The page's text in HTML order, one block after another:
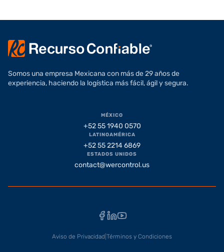
Somos una empresa Mexicana con más de 29 años de
experiencia, haciendo la logística más fácil, ágil y segura.
MÉXICO
+52 55 1940 0570
LATINOAMÉRICA
+52 55 2214 6869
ESTADOS UNIDOS
contact@wercontrol.us
Aviso de Privacidad Términos y Condiciones